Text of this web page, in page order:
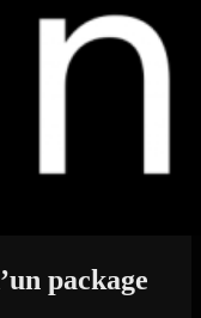
package